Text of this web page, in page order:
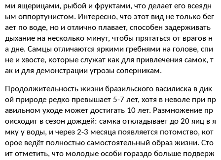
ми ящерицами, рыбой и фруктами, что делает его всеядн
ым оппортунистом. Интересно, что этот вид не только бег
ает по воде, но и отлично плавает, способен задерживать
дыхание на несколько минут, чтобы прятаться от врагов н
а дне. Самцы отличаются яркими гребнями на голове, спи
не и хвосте, которые служат как для привлечения самок, т
ак и для демонстрации угрозы соперникам.
Продолжительность жизни бразильского василиска в дик
ой природе редко превышает 5-7 лет, хотя в неволе при пр
авильном уходе может достигать 10 лет. Размножение пр
оисходит в сезон дождей: самка откладывает до 20 яиц в я
мку у воды, и через 2-3 месяца появляется потомство, кот
орое ведёт полностью самостоятельный образ жизни. Сто
ит отметить, что молодые особи гораздо больше подверж